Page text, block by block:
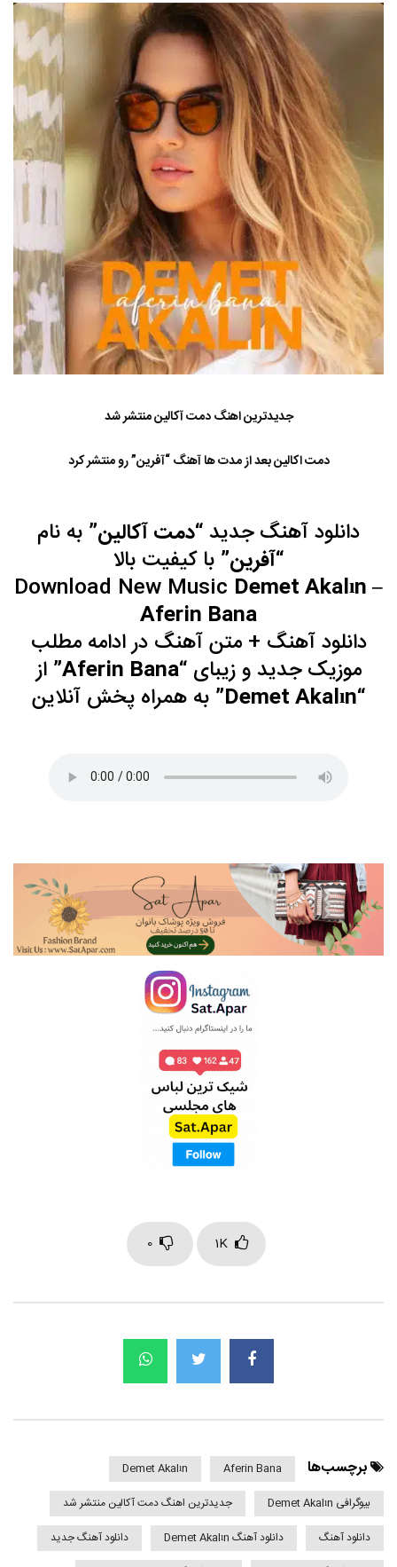
جدیدترین اهنگ دمت آکالین منتشر شد
دمت اکالین بعد از مدت ها آهنگ “آفرین” رو منتشر کرد
دانلود آهنگ جدید “دمت آکالین” به نام
“آفرین” باکیفیت بالا
Download New Music Demet Akalın –
Aferin Bana
دانلود آهنگ + متن آهنگ در ادامه مطلب
موزیک جدید و زیبای “Aferin Bana” از
“
Demet Akalın” به همراه پخش آنلاین
1K
0
برچسب‌ها Aferin Bana
Demet Akalın
بیوگرافی Demet Akalın
جدیدترین اهنگ دمت آکالین منتشر شد
دانلود آهنگ
دانلود آهنگ Demet Akalın
دانلود آهنگ جدید